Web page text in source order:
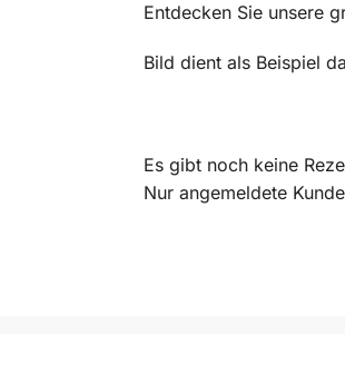
Entdecken Sie unsere
Bild dient als Beispiel
Es gibt noch keine
Nur angemeldete